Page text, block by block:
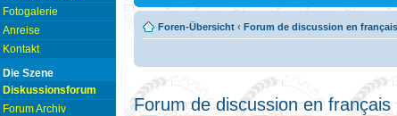
Fotogalerie
Anreise
Kontakt
Die Szene
Diskussionsforum
Forum Archiv
Foren-Übersicht ‹ Forum de discussion en français
Forum de discussion en français